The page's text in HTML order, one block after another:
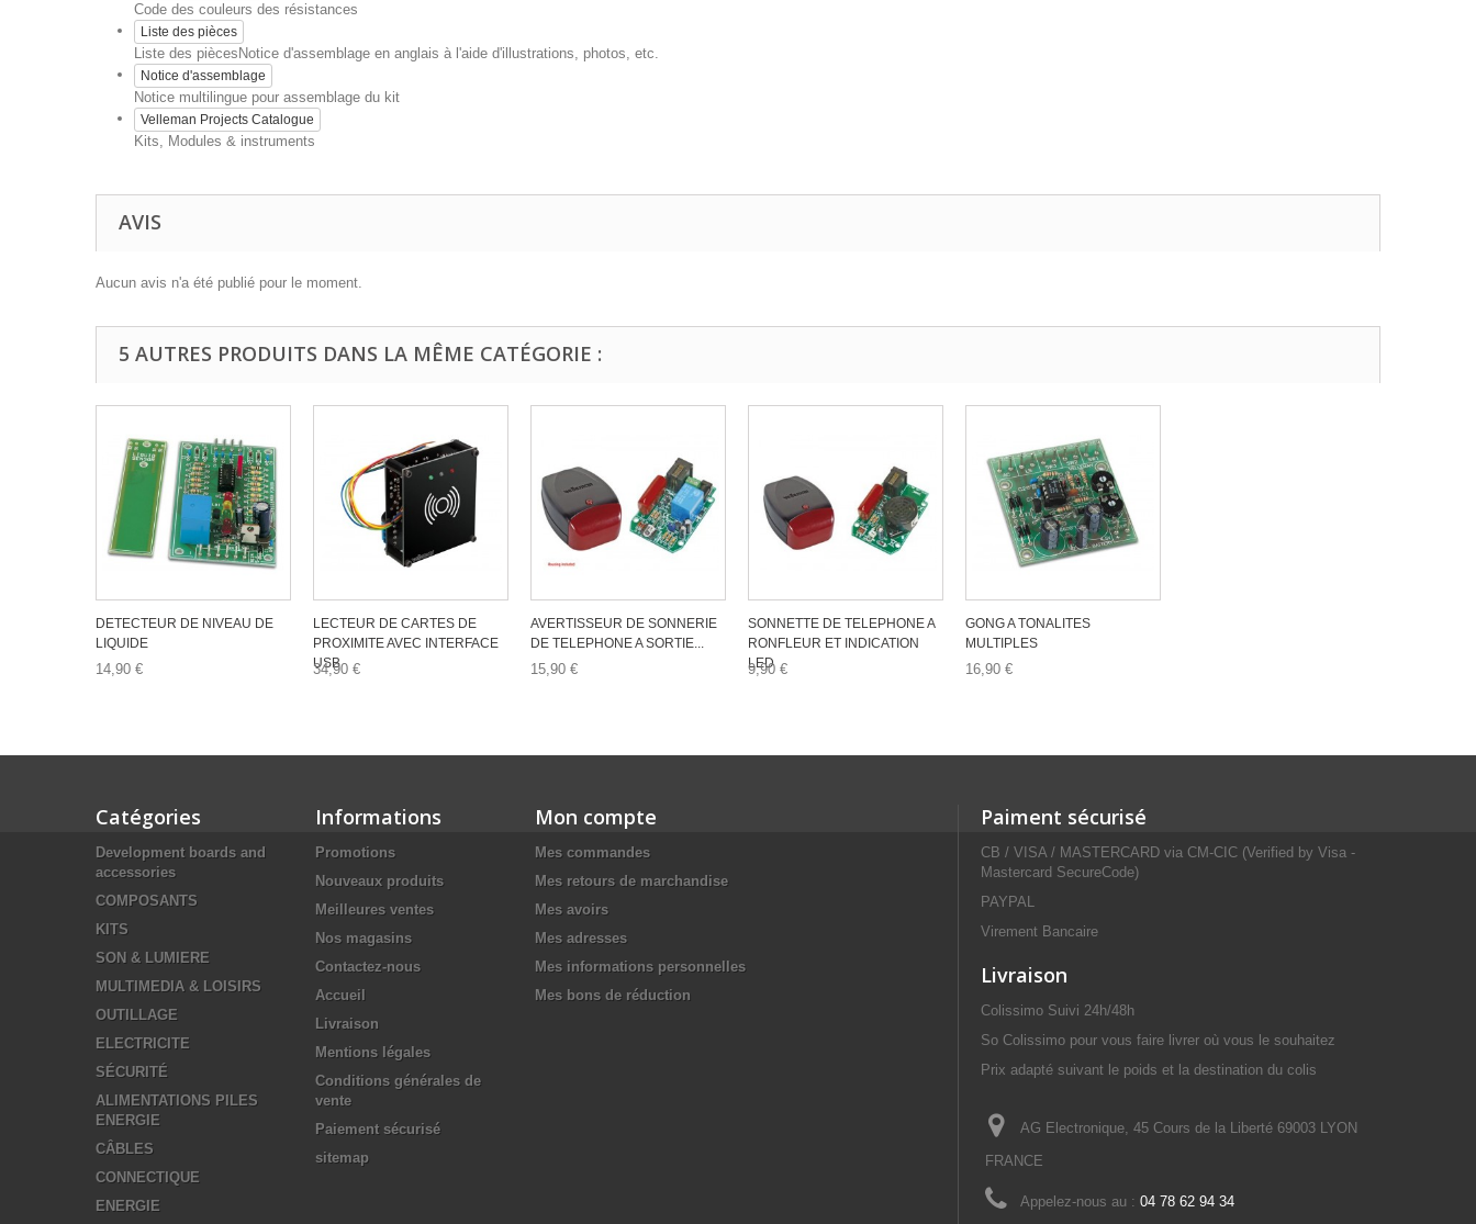
Code des couleurs des résistances
Liste des pièces
Liste des piècesNotice d'assemblage en anglais à l'aide d'illustrations, photos, etc.
Notice d'assemblage
Notice multilingue pour assemblage du kit
Velleman Projects Catalogue
Kits, Modules & instruments
AVIS
Aucun avis n'a été publié pour le moment.
5 AUTRES PRODUITS DANS LA MÊME CATÉGORIE :
DETECTEUR DE NIVEAU DE
LIQUIDE
14,90 €
LECTEUR DE CARTES DE
PROXIMITE AVEC INTERFACE
USB
34,90 €
AVERTISSEUR DE SONNERIE
DE TELEPHONE A SORTIE...
15,90 €
SONNETTE DE TELEPHONE A
RONFLEUR ET INDICATION
LED
9,90 €
GONG A TONALITES
MULTIPLES
16,90 €
Catégories
Development boards and
accessories
COMPOSANTS
KITS
SON & LUMIERE
MULTIMEDIA & LOISIRS
OUTILLAGE
ELECTRICITE
SÉCURITÉ
ALIMENTATIONS PILES
ENERGIE
CÂBLES
CONNECTIQUE
ENERGIE
Informations
Promotions
Nouveaux produits
Meilleures ventes
Nos magasins
Contactez-nous
Accueil
Livraison
Mentions légales
Conditions générales de
vente
Paiement sécurisé
sitemap
Mon compte
Mes commandes
Mes retours de marchandise
Mes avoirs
Mes adresses
Mes informations personnelles
Mes bons de réduction
Paiment sécurisé
CB / VISA / MASTERCARD via CM-CIC (Verified by Visa -
Mastercard SecureCode)
PAYPAL
Virement Bancaire
Livraison
Colissimo Suivi 24h/48h
So Colissimo pour vous faire livrer où vous le souhaitez
Prix adapté suivant le poids et la destination du colis
AG Electronique, 45 Cours de la Liberté 69003 LYON
FRANCE
Appelez-nous au : 04 78 62 94 34